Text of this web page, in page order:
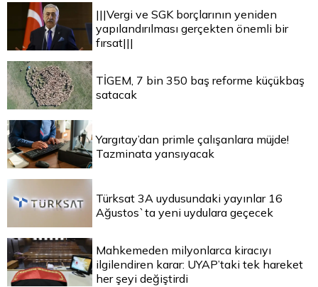
|||Vergi ve SGK borçlarının yeniden
yapılandırılması gerçekten önemli bir
fırsat|||
TİGEM, 7 bin 350 baş reforme küçükbaş
satacak
Yargıtay’dan primle çalışanlara müjde!
Tazminata yansıyacak
Türksat 3A uydusundaki yayınlar 16
Ağustos`ta yeni uydulara geçecek
Mahkemeden milyonlarca kiracıyı
ilgilendiren karar: UYAP’taki tek hareket
her şeyi değiştirdi